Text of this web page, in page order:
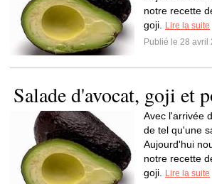
notre recette
goji.
Lire la suite
Publié le 28 avril
Salade d'avocat, goji et
Avec l'arrivée
de tel qu'une
Aujourd'hui
notre recette
goji.
Lire la suite